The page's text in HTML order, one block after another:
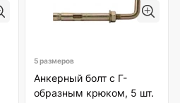
5 размеров
Анкерный болт с Г-
образным крюком, 5 шт.